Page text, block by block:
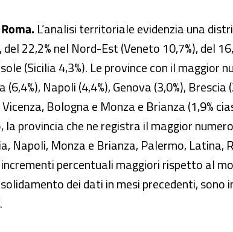
L’analisi territoriale evidenzia una
22,2% nel Nord-Est (Veneto 10,7%), del
(Sicilia 4,3%). Le province con il
(6,4%), Napoli (4,4%), Genova (3,0%),
Bologna e Monza e Brianza (1,9%
provincia che ne registra il maggior
Napoli, Monza e Brianza, Palermo, Latina,
percentuali maggiori rispetto al
dei dati in mesi precedenti, sono